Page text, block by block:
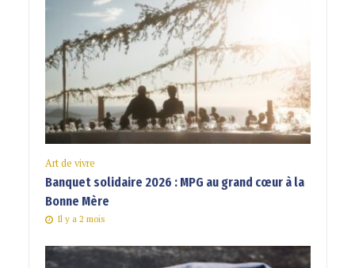
Art de vivre
Banquet solidaire 2026 : MPG au grand cœur à la
Bonne Mère
Il y a 2 mois